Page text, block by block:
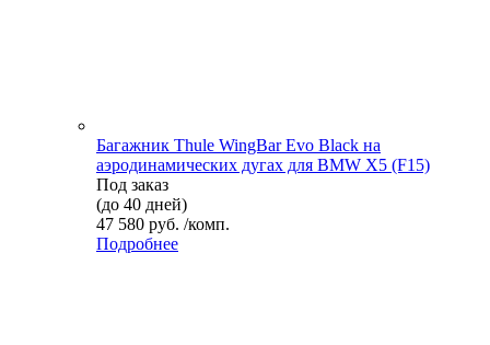
Багажник Thule WingBar Evo Black на
аэродинамических дугах для BMW X5 (F15)
Под заказ
(до 40 дней)
47 580 руб. /комп.
Подробнее